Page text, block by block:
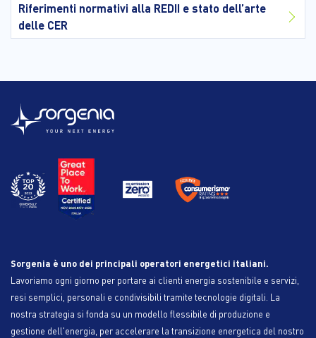
Riferimenti normativi alla REDII e stato dell’arte
delle CER
Sorgenia è uno dei principali operatori energetici italiani.
Lavoriamo ogni giorno per portare ai clienti energia sostenibile e servizi,
resi semplici, personali e condivisibili tramite tecnologie digitali. La
nostra strategia si fonda su un modello flessibile di produzione e
gestione dell'energia, per accelerare la transizione energetica del nostro